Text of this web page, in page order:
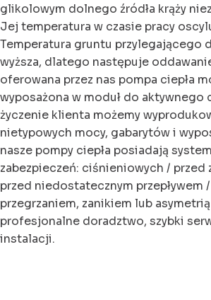
glikolowym dolnego źródła krąży
Jej temperatura w czasie pracy
Temperatura gruntu przylegającego
wyższa, dlatego następuje
oferowana przez nas pompa ciepła
wyposażona w moduł do aktywnego
życzenie klienta możemy
nietypowych mocy, gabarytów i
nasze pompy ciepła posiadają system
zabezpieczeń: ciśnieniowych / przed
przed niedostatecznym przepływem
przegrzaniem, zanikiem lub
profesjonalne doradztwo, szybki
instalacji.